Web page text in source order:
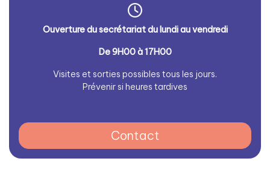
Ouverture du secrétariat du lundi au vendredi
De 9H00 à 17H00
Visites et sorties possibles tous les jours.
Prévenir si heures tardives
Contact